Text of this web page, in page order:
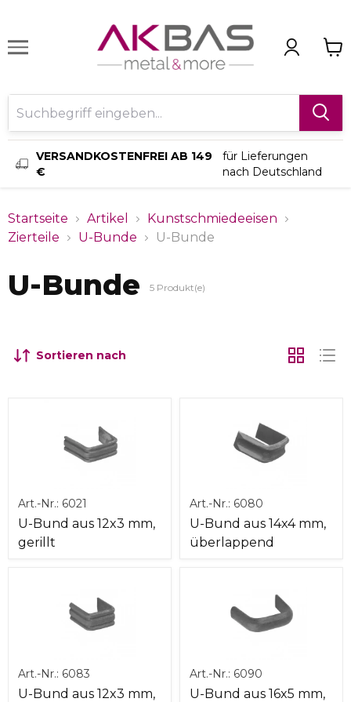
VERSANDKOSTENFREI AB 149
€
für Lieferungen
nach Deutschland
Startseite Artikel
Kunstschmiedeeisen
Zierteile
U-Bunde U-Bunde
U-Bunde 5 Produkt(e)
Sortieren nach
Art.-Nr.: 6021
U-Bund aus 12x3 mm,
gerillt
Art.-Nr.: 6080
U-Bund aus 14x4 mm,
überlappend
Art.-Nr.: 6083
U-Bund aus 12x3 mm,
Art.-Nr.: 6090
U-Bund aus 16x5 mm,